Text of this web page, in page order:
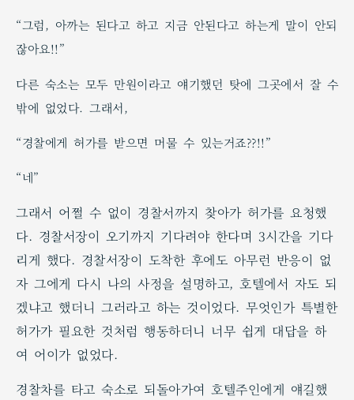
“그럼, 아까는 된다고 하고 지금 안된다고 하는게 말이 안되
잖아요!!”
다른 숙소는 모두 만원이라고 얘기했던 탓에 그곳에서 잘 수
밖에 없었다. 그래서,
“경찰에게 허가를 받으면 머물 수 있는거죠??!!”
“네”
그래서 어쩔 수 없이 경찰서까지 찾아가 허가를 요청했
다. 경찰서장이 오기까지 기다려야 한다며 3시간을 기다
리게 했다. 경찰서장이 도착한 후에도 아무런 반응이 없
자 그에게 다시 나의 사정을 설명하고, 호텔에서 자도 되
겠냐고 했더니 그러라고 하는 것이었다. 무엇인가 특별한
허가가 필요한 것처럼 행동하더니 너무 쉽게 대답을 하
여 어이가 없었다.
경찰차를 타고 숙소로 되돌아가여 호텔주인에게 얘길했